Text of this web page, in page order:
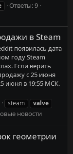
Ответы: 9
в Steam
появилась дата
году Steam
Если верить
c 25 июня
июня в 19:55 МСК.
steam
valve
новости
геометрии